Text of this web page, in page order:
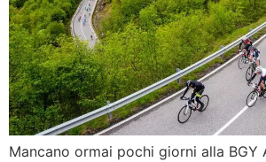
Mancano ormai pochi giorni alla BGY